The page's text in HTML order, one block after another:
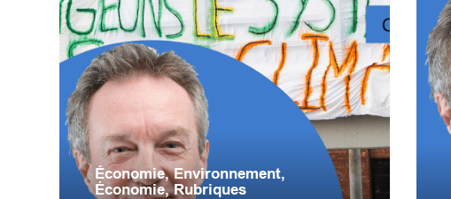
Économie,Environnement,
Économie,Rubriques